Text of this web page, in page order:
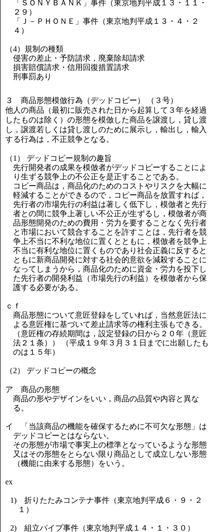
「ＳＯＮＹＢＡＮＫ」事件（東京地判平成１３・１１・
２９）
「Ｊ－ＰＨＯＮＥ」事件（東京地判平成１３・４・２
４）
（4）規制の種類
侵害の差止・予防請求，廃棄除却請求
損害賠償請求・信用回復措置請求
刑事罰あり
３ 商品形態模倣行為（デッドコピー） （３号）
他人の商品（最初に販売された日から起算して３年を経過
したものは除く）の形態を模倣した商品を譲渡し，貸し渡
し，譲渡若しくは貸し渡しのために展示し，輸出し，輸入
する行為は，不正競争となる。
（1） デッドコピー規制の趣旨
先行開発者の成果を模倣者がデッドコピーすることによ
り生ずる競争上の不公正を是正することである。
コピー商品は，商品化のためのコストやリスクを大幅に
軽減することができるので，コピー商品を放置すれば，
先行者の市場先行の利益は著しく低下し，模倣者と先行
者との間に競争上著しい不公正が生ずるし，模倣者が商
品形態開発のための費用・労力を要することなく先行者
と市場において競合することを許すことは，先行者を競
争上不当に不利な地位に置くとともに，模倣者を競争上
不当に有利な地位に置くものであり社会正義に反すると
ともに新商品開発に対する社会的意欲を減殺することに
なってしまうから，商品化のために資金・労力を投下し
た先行者の開発利益（市場先行の利益）を模倣者から保
護する必要がある。
ｃｆ
商品形態について意匠登録をしていれば，当然意匠法に
よる意匠権に基づいて差止請求等の権利主張もできる。
（意匠権の存続期間は，設定登録の日から２０年（意匠
法２１条）） （平成１９年３月３１日までに出願したも
のは１５年）
（2） デッドコピーの概念
ア 商品の形態
商品の形やデザインをいい，商品の品質や内容と異な
る。
イ 「当該商品の機能を確保するために不可欠な形態」は
デッドコピーとはならない。
その形態が市場で事実上の標準となっているような形態
又はその形態をとらない限り商品として成立しない形態
（機能に由来する形態）をいう。
ex
1) 折りたたみコンテナ事件（東京地判平成６・９・２
１）
2) 組立パイプ事件（東京地判平成１４・１・３０）